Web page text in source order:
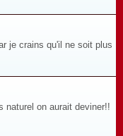
je crains qu'il ne soit plus
naturel on aurait deviner!!